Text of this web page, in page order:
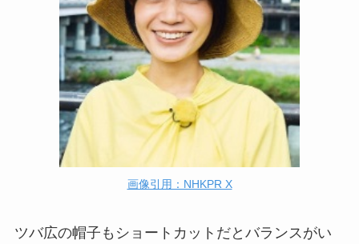
画像引用：NHKPR X
ツバ広の帽子もショートカットだとバランスがい